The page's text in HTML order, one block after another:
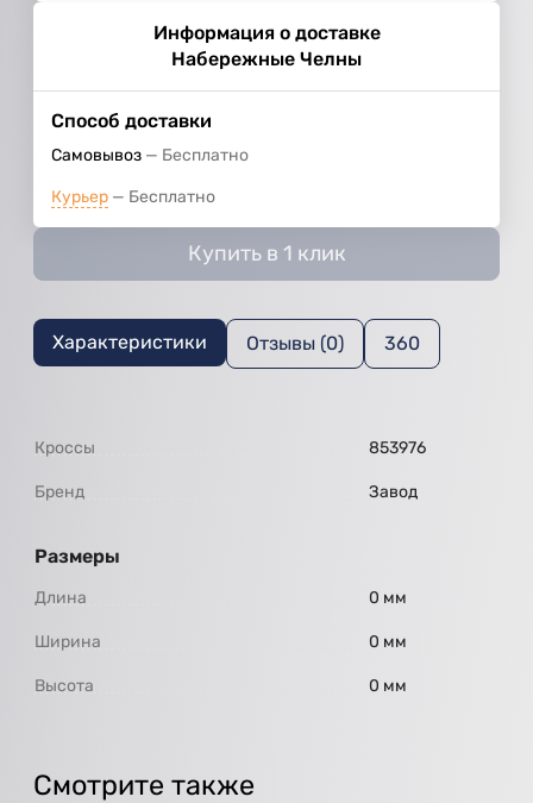
Информация о доставке
Набережные Челны
Способ доставки
Самовывоз Бесплатно
Курьер Бесплатно
Купить в 1 клик
Характеристики Отзывы (0) 360
Кроссы 853976
Бренд Завод
Размеры
Длина 0 мм
Ширина 0 мм
Высота 0 мм
Смотрите также